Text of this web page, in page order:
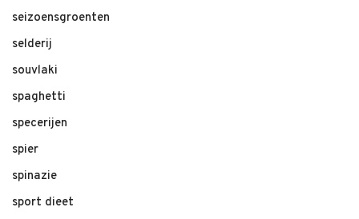
seizoensgroenten
selderij
souvlaki
spaghetti
specerijen
spier
spinazie
sport dieet